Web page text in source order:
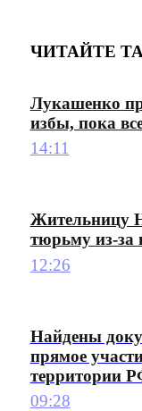
ЧИТАЙТЕ
Лукашенко
избы, пока
14:11
Жительницу
тюрьму из-за
12:26
Найдены
прямое
территории
09:28